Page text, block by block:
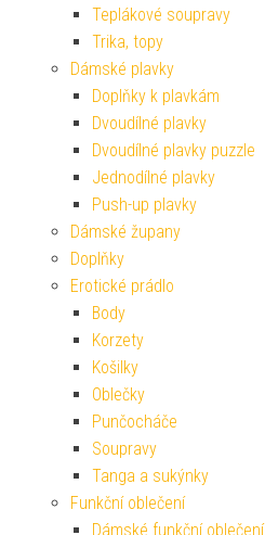
Teplákové soupravy
Trika, topy
Dámské plavky
Doplňky k plavkám
Dvoudílné plavky
Dvoudílné plavky puzzle
Jednodílné plavky
Push-up plavky
Dámské župany
Doplňky
Erotické prádlo
Body
Korzety
Košilky
Oblečky
Punčocháče
Soupravy
Tanga a sukýnky
Funkční oblečení
Dámské funkční oblečení